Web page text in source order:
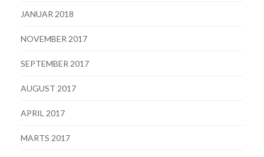
JANUAR 2018
NOVEMBER 2017
SEPTEMBER 2017
AUGUST 2017
APRIL 2017
MARTS 2017